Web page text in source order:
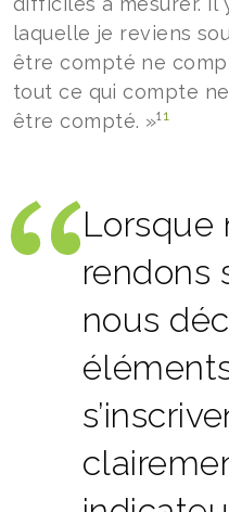
laquelle je reviens
être compté ne
tout ce qui compte
être compté. »¹1
Lorsque
rendons
nous